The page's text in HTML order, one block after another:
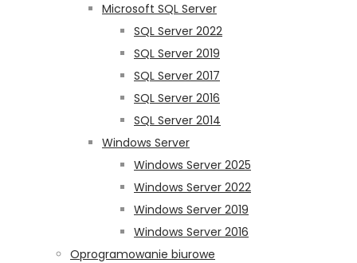
Microsoft SQL Server
SQL Server 2022
SQL Server 2019
SQL Server 2017
SQL Server 2016
SQL Server 2014
Windows Server
Windows Server 2025
Windows Server 2022
Windows Server 2019
Windows Server 2016
Oprogramowanie biurowe